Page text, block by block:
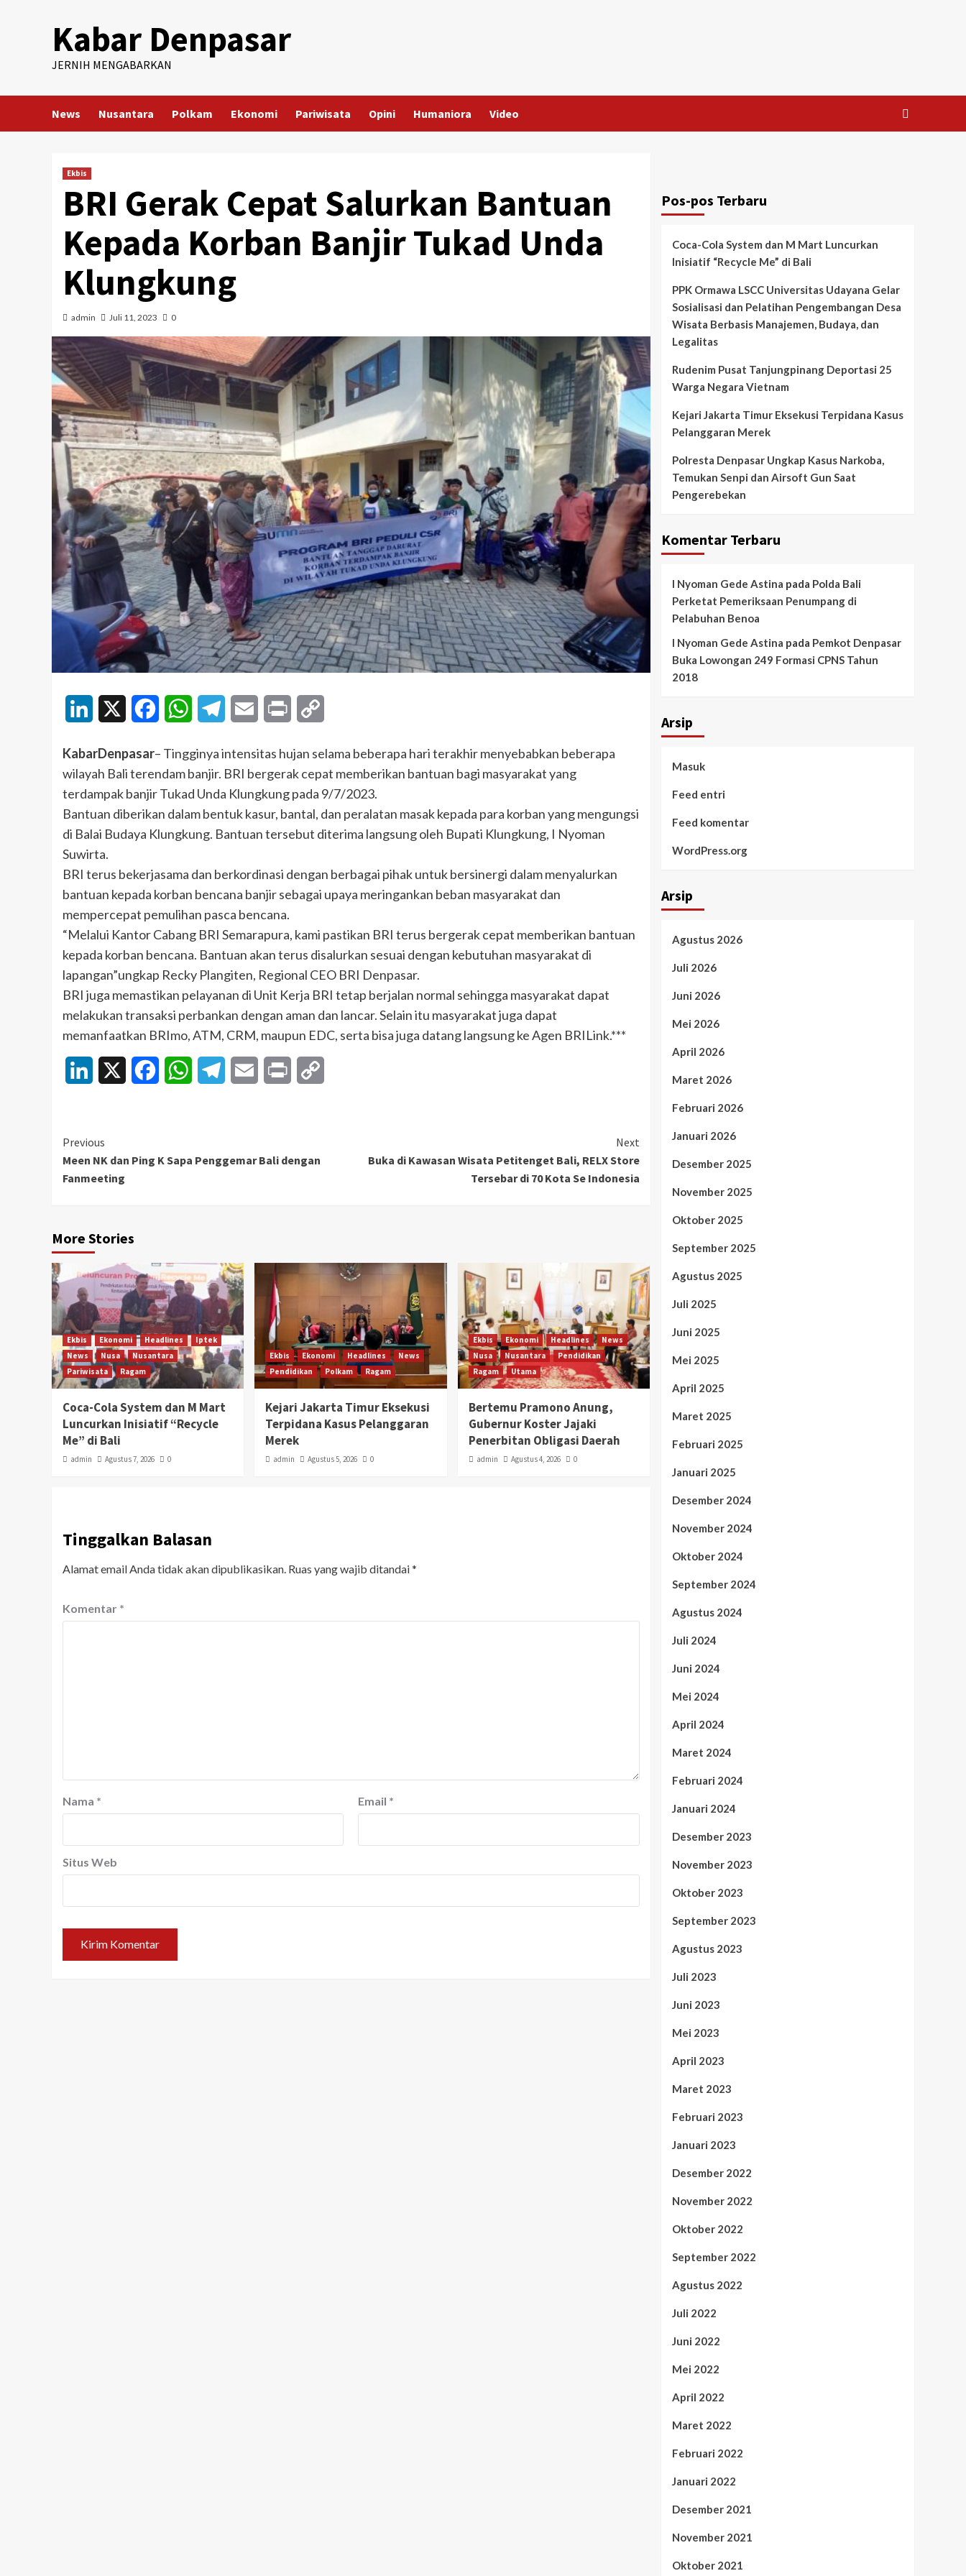
Kabar Denpasar
JERNIH MENGABARKAN
News Nusantara Polkam Ekonomi Pariwisata Opini Humaniora Video
Ekbis
BRI Gerak Cepat Salurkan Bantuan
Kepada Korban Banjir Tukad Unda
Klungkung
admin Juli 11, 2023 0
LinkedIn FacebookWhatsAppTelegramEmail Print
KabarDenpasar– Tingginya intensitas hujan selama beberapa hari terakhir menyebabkan beberapa
wilayah Bali terendam banjir. BRI bergerak cepat memberikan bantuan bagi masyarakat yang
terdampak banjir Tukad Unda Klungkung pada 9/7/2023.
Bantuan diberikan dalam bentuk kasur, bantal, dan peralatan masak kepada para korban yang mengungsi
di Balai Budaya Klungkung. Bantuan tersebut diterima langsung oleh Bupati Klungkung, I Nyoman
Suwirta.
BRI terus bekerjasama dan berkordinasi dengan berbagai pihak untuk bersinergi dalam menyalurkan
bantuan kepada korban bencana banjir sebagai upaya meringankan beban masyarakat dan
mempercepat pemulihan pasca bencana.
“Melalui Kantor Cabang BRI Semarapura, kami pastikan BRI terus bergerak cepat memberikan bantuan
kepada korban bencana. Bantuan akan terus disalurkan sesuai dengan kebutuhan masyarakat di
lapangan”ungkap Recky Plangiten, Regional CEO BRI Denpasar.
BRI juga memastikan pelayanan di Unit Kerja BRI tetap berjalan normal sehingga masyarakat dapat
melakukan transaksi perbankan dengan aman dan lancar. Selain itu masyarakat juga dapat
memanfaatkan BRImo, ATM, CRM, maupun EDC, serta bisa juga datang langsung ke Agen BRILink.***
LinkedIn FacebookWhatsAppTelegramEmail Print
Continue
Reading
Previous
Meen NK dan Ping K Sapa Penggemar Bali dengan
Fanmeeting
Next
Buka di Kawasan Wisata Petitenget Bali, RELX Store
Tersebar di 70 Kota Se Indonesia
More Stories
Ekbis Ekonomi Headlines
Iptek
News
Nusa
Nusantara
Pariwisata
Ragam
Coca-Cola System dan M Mart
Luncurkan Inisiatif “Recycle
Me” di Bali
admin Agustus 7, 2026 0
Ekbis Ekonomi Headlines
News
Pendidikan
Polkam Ragam
Kejari Jakarta Timur Eksekusi
Terpidana Kasus Pelanggaran
Merek
admin Agustus 5, 2026 0
Ekbis Ekonomi Headlines
News
Nusa
Nusantara
Pendidikan
Ragam
Utama
Bertemu Pramono Anung,
Gubernur Koster Jajaki
Penerbitan Obligasi Daerah
admin Agustus 4, 2026 0
Tinggalkan Balasan
Alamat email Anda tidak akan dipublikasikan. Ruas yang wajib ditandai*
Komentar *
Nama * Email *
Situs Web
Pos-pos Terbaru
Coca-Cola System dan M Mart Luncurkan
Inisiatif “Recycle Me” di Bali
PPK Ormawa LSCC Universitas Udayana Gelar
Sosialisasi dan Pelatihan Pengembangan Desa
Wisata Berbasis Manajemen, Budaya, dan
Legalitas
Rudenim Pusat Tanjungpinang Deportasi 25
Warga Negara Vietnam
Kejari Jakarta Timur Eksekusi Terpidana Kasus
Pelanggaran Merek
Polresta Denpasar Ungkap Kasus Narkoba,
Temukan Senpi dan Airsoft Gun Saat
Pengerebekan
Komentar Terbaru
I Nyoman Gede Astina pada Polda Bali
Perketat Pemeriksaan Penumpang di
Pelabuhan Benoa
I Nyoman Gede Astina pada Pemkot Denpasar
Buka Lowongan 249 Formasi CPNS Tahun
2018
Arsip
Masuk
Feed entri
Feed komentar
WordPress.org
Arsip
Agustus 2026
Juli 2026
Juni 2026
Mei 2026
April 2026
Maret 2026
Februari 2026
Januari 2026
Desember 2025
November 2025
Oktober 2025
September 2025
Agustus 2025
Juli 2025
Juni 2025
Mei 2025
April 2025
Maret 2025
Februari 2025
Januari 2025
Desember 2024
November 2024
Oktober 2024
September 2024
Agustus 2024
Juli 2024
Juni 2024
Mei 2024
April 2024
Maret 2024
Februari 2024
Januari 2024
Desember 2023
November 2023
Oktober 2023
September 2023
Agustus 2023
Juli 2023
Juni 2023
Mei 2023
April 2023
Maret 2023
Februari 2023
Januari 2023
Desember 2022
November 2022
Oktober 2022
September 2022
Agustus 2022
Juli 2022
Juni 2022
Mei 2022
April 2022
Maret 2022
Februari 2022
Januari 2022
Desember 2021
November 2021
Oktober 2021